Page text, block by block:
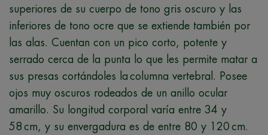
superiores de su cuerpo de tono gris oscuro y las
inferiores de tono ocre que se extiende también por
las alas. Cuentan con un pico corto, potente y
serrado cerca de la punta lo que les permite matar a
sus presas cortándoles la columna vertebral. Posee
ojos muy oscuros rodeados de un anillo ocular
amarillo. Su longitud corporal varía entre 34 y
58 cm, y su envergadura es de entre 80 y 120 cm.